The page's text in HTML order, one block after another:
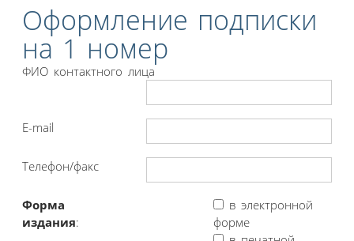
Оформление подписки
на 1 номер
ФИО контактного лица
E-mail
Телефон/факс
Форма
издания:
в электронной
форме